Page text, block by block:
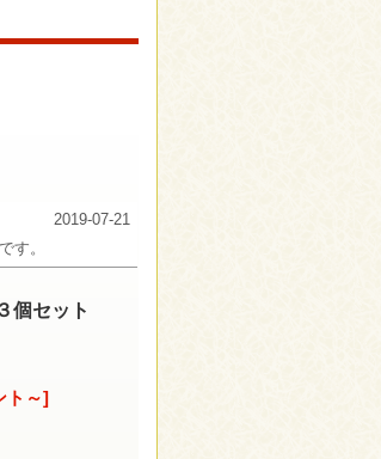
2019-07-21
す。
個セット
ト～]